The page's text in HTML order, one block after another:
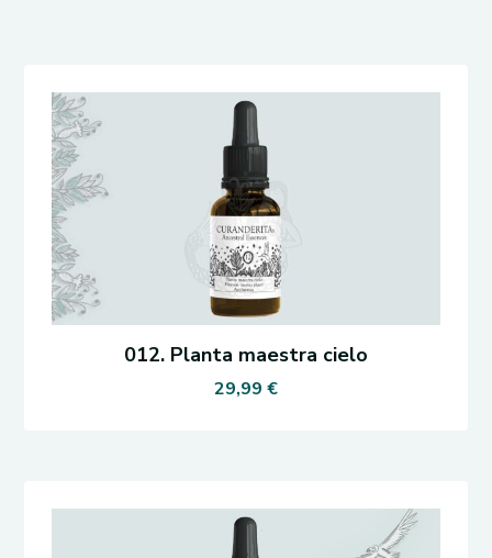
012. Planta maestra cielo
29,99 €